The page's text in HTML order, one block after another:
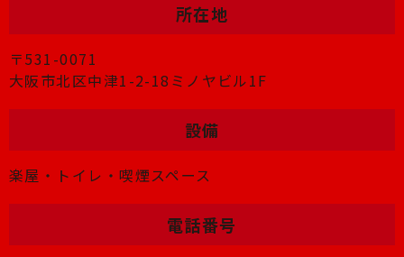
所在地
〒531-0071
大阪市北区中津1-2-18ミノヤビル1F
設備
楽屋・トイレ・喫煙スペース
電話番号